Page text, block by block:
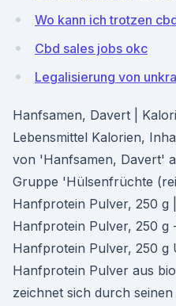
Wo kann ich trotzen
Cbd sales jobs okc
Legalisierung von
Hanfsamen, Davert |
Lebensmittel Kalorien,
von 'Hanfsamen, Davert'
Gruppe 'Hülsenfrüchte
Hanfprotein Pulver, 250 g
Hanfprotein Pulver, 250 g
Hanfprotein Pulver, 250 g
Hanfprotein Pulver aus
zeichnet sich durch